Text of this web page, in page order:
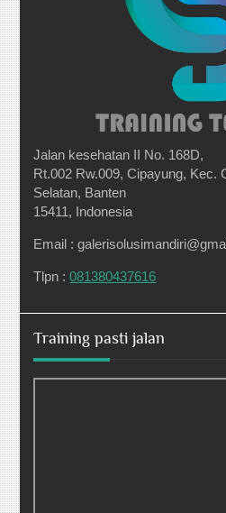
Jalan kesehatan II No. 168D,
Rt.002 Rw.009, Cipayung, Kec.
Selatan, Banten
15411, Indonesia
Email :
Tlpn :081380437616
Training pasti jalan